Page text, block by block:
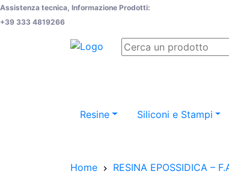
Assistenza tecnica, Informazione Prodotti:
+39 333 4819266
Resine Siliconi e Stampi
Home RESINA EPOSSIDICA –